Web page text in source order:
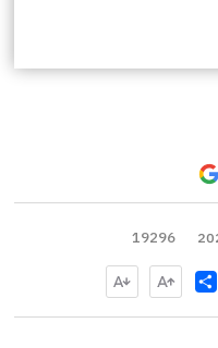
19296
Share